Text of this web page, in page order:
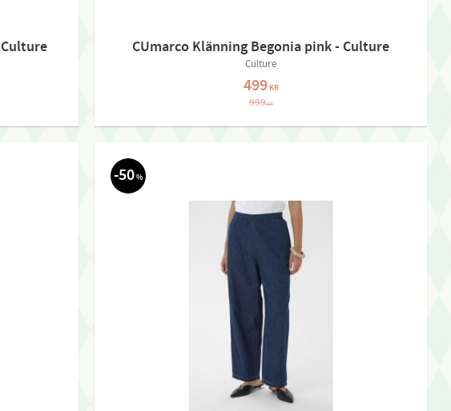
CUmarco Klänning Begonia pink - Culture
Culture
499KR
999KR
50%